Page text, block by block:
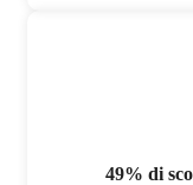
49% di